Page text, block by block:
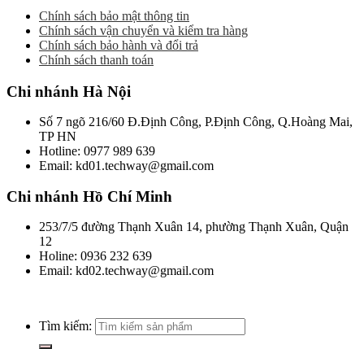
Chính sách bảo mật thông tin
Chính sách vận chuyển và kiểm tra hàng
Chính sách bảo hành và đổi trả
Chính sách thanh toán
Chi nhánh Hà Nội
Số 7 ngõ 216/60 Đ.Định Công, P.Định Công, Q.Hoàng Mai,
TP HN
Hotline: 0977 989 639
Email: kd01.techway@gmail.com
Chi nhánh Hồ Chí Minh
253/7/5 đường Thạnh Xuân 14, phường Thạnh Xuân, Quận
12
Holine: 0936 232 639
Email: kd02.techway@gmail.com
Tìm kiếm: